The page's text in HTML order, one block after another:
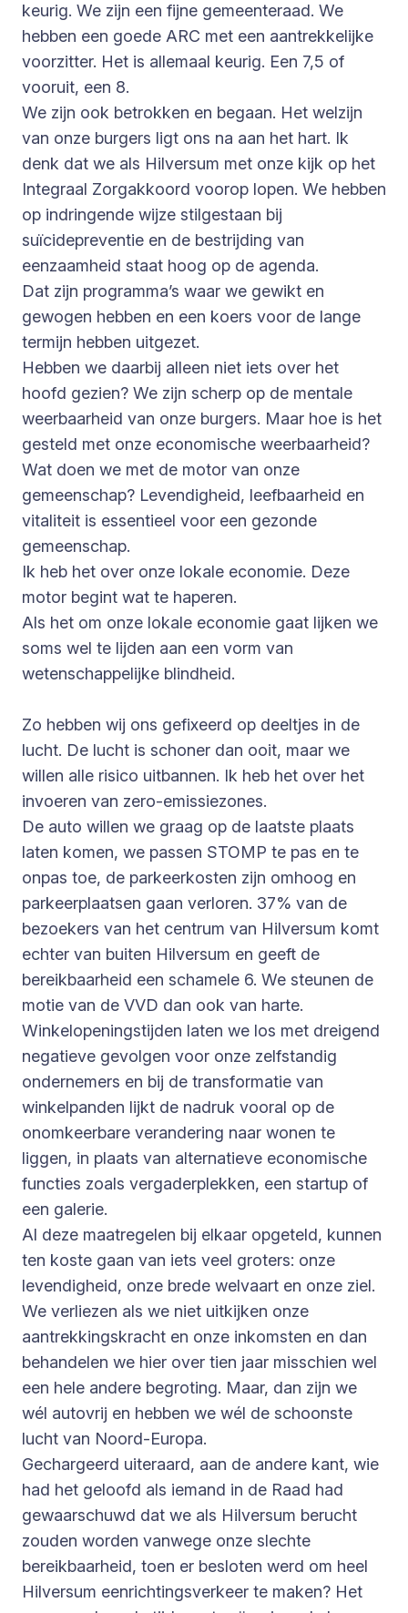
keurig. We zijn een fijne gemeenteraad. We
hebben een goede ARC met een aantrekkelijke
voorzitter. Het is allemaal keurig. Een 7,5 of
vooruit, een 8.
We zijn ook betrokken en begaan. Het welzijn
van onze burgers ligt ons na aan het hart. Ik
denk dat we als Hilversum met onze kijk op het
Integraal Zorgakkoord voorop lopen. We hebben
op indringende wijze stilgestaan bij
suïcidepreventie en de bestrijding van
eenzaamheid staat hoog op de agenda.
Dat zijn programma’s waar we gewikt en
gewogen hebben en een koers voor de lange
termijn hebben uitgezet.
Hebben we daarbij alleen niet iets over het
hoofd gezien? We zijn scherp op de mentale
weerbaarheid van onze burgers. Maar hoe is het
gesteld met onze economische weerbaarheid?
Wat doen we met de motor van onze
gemeenschap? Levendigheid, leefbaarheid en
vitaliteit is essentieel voor een gezonde
gemeenschap.
Ik heb het over onze lokale economie. Deze
motor begint wat te haperen.
Als het om onze lokale economie gaat lijken we
soms wel te lijden aan een vorm van
wetenschappelijke blindheid.
Zo hebben wij ons gefixeerd op deeltjes in de
lucht. De lucht is schoner dan ooit, maar we
willen alle risico uitbannen. Ik heb het over het
invoeren van zero-emissiezones.
De auto willen we graag op de laatste plaats
laten komen, we passen STOMP te pas en te
onpas toe, de parkeerkosten zijn omhoog en
parkeerplaatsen gaan verloren. 37% van de
bezoekers van het centrum van Hilversum komt
echter van buiten Hilversum en geeft de
bereikbaarheid een schamele 6. We steunen de
motie van de VVD dan ook van harte.
Winkelopeningstijden laten we los met dreigend
negatieve gevolgen voor onze zelfstandig
ondernemers en bij de transformatie van
winkelpanden lijkt de nadruk vooral op de
onomkeerbare verandering naar wonen te
liggen, in plaats van alternatieve economische
functies zoals vergaderplekken, een startup of
een galerie.
Al deze maatregelen bij elkaar opgeteld, kunnen
ten koste gaan van iets veel groters: onze
levendigheid, onze brede welvaart en onze ziel.
We verliezen als we niet uitkijken onze
aantrekkingskracht en onze inkomsten en dan
behandelen we hier over tien jaar misschien wel
een hele andere begroting. Maar, dan zijn we
wél autovrij en hebben we wél de schoonste
lucht van Noord-Europa.
Gechargeerd uiteraard, aan de andere kant, wie
had het geloofd als iemand in de Raad had
gewaarschuwd dat we als Hilversum berucht
zouden worden vanwege onze slechte
bereikbaarheid, toen er besloten werd om heel
Hilversum eenrichtingsverkeer te maken? Het